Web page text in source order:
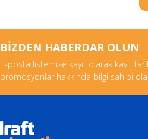
BİZDEN HABERDAR OLUN
E-posta listemize kayıt olarak kayıt
promosyonlar hakkında bilgi sahibi